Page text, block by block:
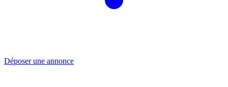
Déposer une annonce